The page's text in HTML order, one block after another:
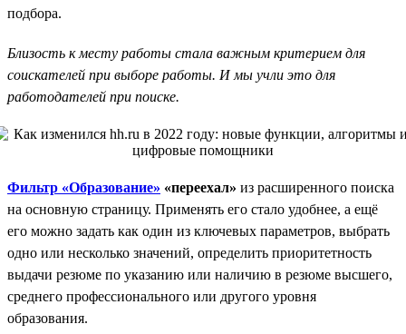
подбора.
Близость к месту работы стала важным критерием для
соискателей при выборе работы. И мы учли это для
работодателей при поиске.
Фильтр «Образование» «переехал» из расширенного поиска
на основную страницу. Применять его стало удобнее, а ещё
его можно задать как один из ключевых параметров, выбрать
одно или несколько значений, определить приоритетность
выдачи резюме по указанию или наличию в резюме высшего,
среднего профессионального или другого уровня
образования.